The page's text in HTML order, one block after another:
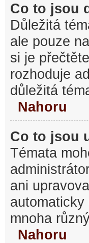
Co to jsou
Důležitá
ale pouze
si je
rozhoduje
důležitá
Nahoru
Co to jsou
Témata
ani
mnoha
Nahoru